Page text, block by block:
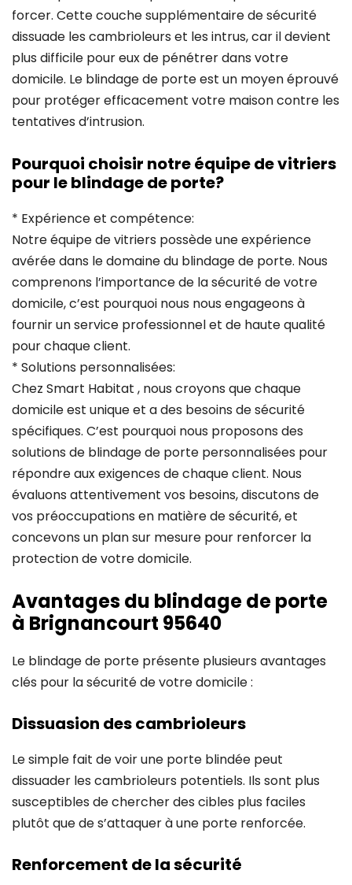
forcer. Cette couche supplémentaire de sécurité
dissuade les cambrioleurs et les intrus, car il devient
plus difficile pour eux de pénétrer dans votre
domicile. Le blindage de porte est un moyen éprouvé
pour protéger efficacement votre maison contre les
tentatives d’intrusion.
Pourquoi choisir notre équipe de vitriers
pour le blindage de porte?
* Expérience et compétence:
Notre équipe de vitriers possède une expérience
avérée dans le domaine du blindage de porte. Nous
comprenons l’importance de la sécurité de votre
domicile, c’est pourquoi nous nous engageons à
fournir un service professionnel et de haute qualité
pour chaque client.
* Solutions personnalisées:
Chez Smart Habitat , nous croyons que chaque
domicile est unique et a des besoins de sécurité
spécifiques. C’est pourquoi nous proposons des
solutions de blindage de porte personnalisées pour
répondre aux exigences de chaque client. Nous
évaluons attentivement vos besoins, discutons de
vos préoccupations en matière de sécurité, et
concevons un plan sur mesure pour renforcer la
protection de votre domicile.
Avantages du blindage de porte
à Brignancourt 95640
Le blindage de porte présente plusieurs avantages
clés pour la sécurité de votre domicile :
Dissuasion des cambrioleurs
Le simple fait de voir une porte blindée peut
dissuader les cambrioleurs potentiels. Ils sont plus
susceptibles de chercher des cibles plus faciles
plutôt que de s’attaquer à une porte renforcée.
Renforcement de la sécurité